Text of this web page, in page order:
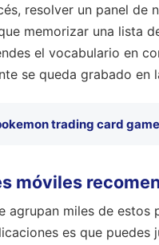
resolver un panel de
memorizar una lista
el vocabulario en
se queda grabado en
trading card
móviles
agrupan miles de estos
es que puedes